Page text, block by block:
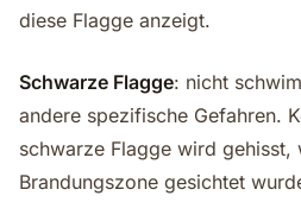
diese Flagge anzeigt.
Schwarze Flagge: nicht
andere spezifische Gefahren.
schwarze Flagge wird gehisst,
Brandungszone gesichtet